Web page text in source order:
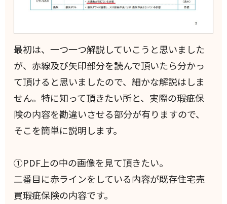
最初は、一つ一つ解説していこうと思いました
が、赤線及び矢印部分を読んで頂いたら分かっ
て頂けると思いましたので、細かな解説はしま
せん。特に知って頂きたい所と、実際の瑕疵保
険の内容を勘違いさせる部分が有りますので、
そこを簡単に説明します。
①PDF上の中の画像を見て頂きたい。
二番目に赤ラインをしている内容が既存住宅売
買瑕疵保険の内容です。